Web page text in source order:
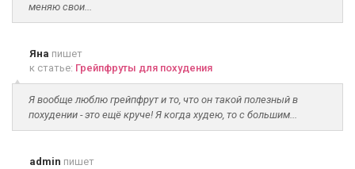
меняю свои...
Яна пишет
к статье: Грейпфруты для похудения
Я вообще люблю грейпфрут и то, что он такой полезный в
похудении - это ещё круче! Я когда худею, то с большим...
admin пишет